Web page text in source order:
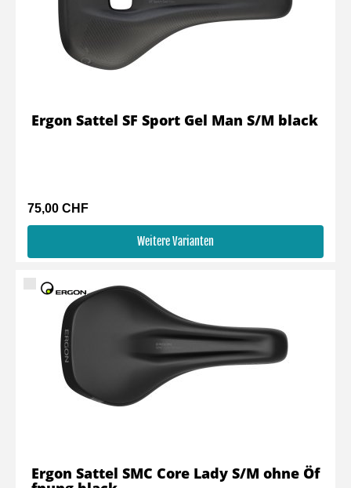
75,00 CHF
Weitere Varianten
Ergon Sattel SF Sport Gel Man S/M black
Ergon Sattel SMC Core Lady S/M ohne Öf